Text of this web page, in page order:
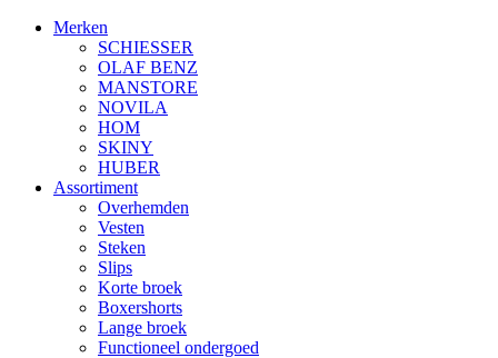
Merken
SCHIESSER
OLAF BENZ
MANSTORE
NOVILA
HOM
SKINY
HUBER
Assortiment
Overhemden
Vesten
Steken
Slips
Korte broek
Boxershorts
Lange broek
Functioneel ondergoed